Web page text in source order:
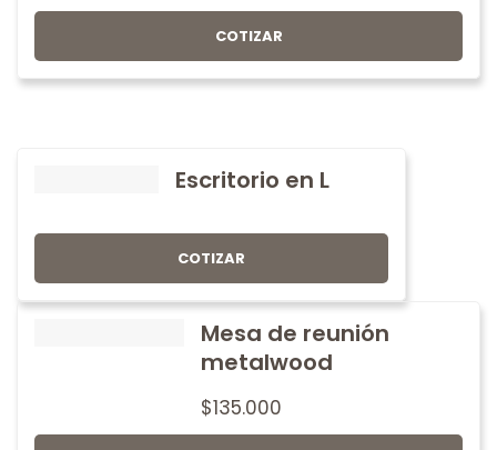
COTIZAR
Escritorio en L
COTIZAR
Mesa de reunión
metalwood
$135.000